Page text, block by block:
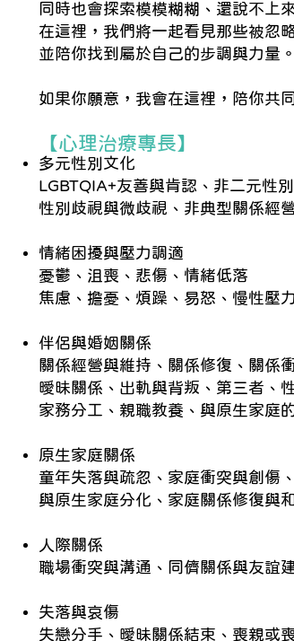
同時也會探索模模糊糊、還說不上
在這裡，我們將一起看見那些被忽
並陪你找到屬於自己的步調與力量。
如果你願意，我會在這裡，陪你共
【心理治療專長】
多元性別文化
LGBTQIA+友善與肯認、非二元性
性別歧視與微歧視、非典型關係經
情緒困擾與壓力調適
憂鬱、沮喪、悲傷、情緒低落
焦慮、擔憂、煩躁、易怒、慢性壓力
伴侶與婚姻關係
關係經營與維持、關係修復、關係
曖昧關係、出軌與背叛、第三者、
家務分工、親職教養、與原生家庭
原生家庭關係
童年失落與疏忽、家庭衝突與創傷
與原生家庭分化、家庭關係修復與
人際關係
職場衝突與溝通、同儕關係與友誼
失落與哀傷
失戀分手、曖昧關係結束、喪親或